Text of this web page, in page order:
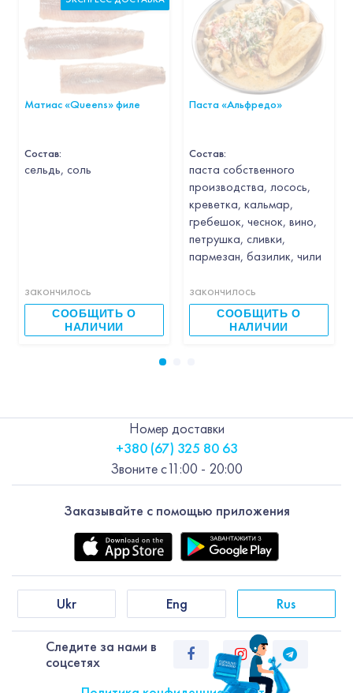
Матиас «Queens» филе
Состав:
cельдь, соль
закончилось
СООБЩИТЬ О
НАЛИЧИИ
Паста «Альфредо»
Состав:
паста собственного
производства, лосось,
креветка, кальмар,
гребешок, чеснок, вино,
петрушка, сливки,
пармезан, базилик, чили
закончилось
СООБЩИТЬ О
НАЛИЧИИ
Заказывайте с помощью приложения
Следите за нами в
соцсетях
Ukr Eng Rus
Номер доставки
+380 (67) 325 80 63
Звоните с11:00 - 20:00